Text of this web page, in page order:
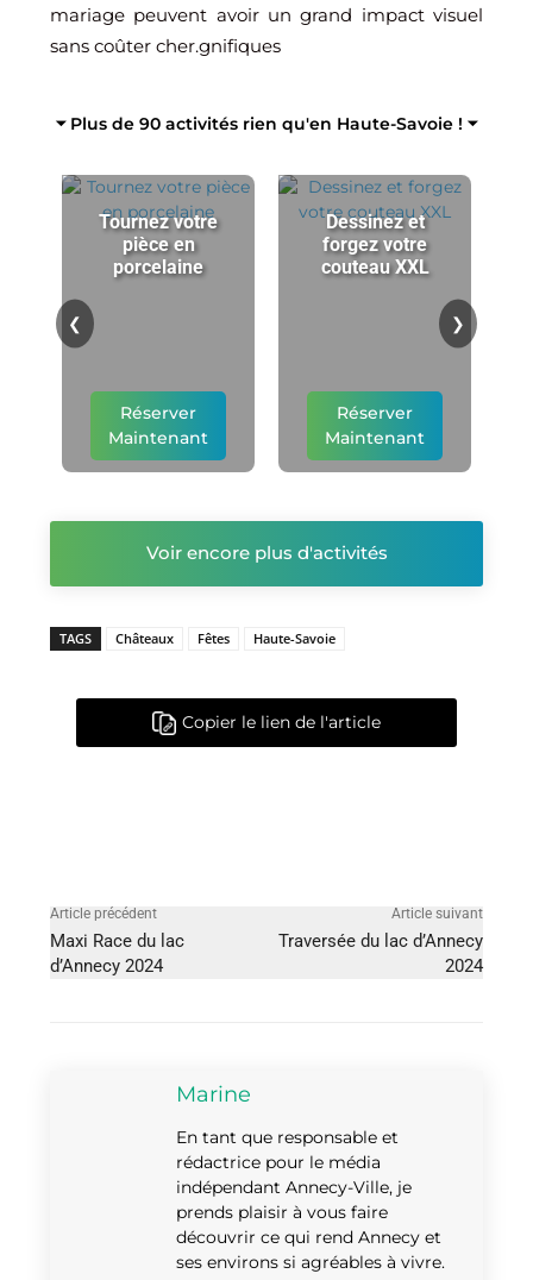
mariage peuvent avoir un grand impact visuel
sans coûter cher.gnifiques
⏷ Plus de 90 activités rien qu'en Haute-Savoie ! ⏷
Tournez votre
pièce en
porcelaine
Réserver
Maintenant
Dessinez et
forgez votre
couteau XXL
Réserver
Maintenant
❮ ❯
Voir encore plus d'activités
TAGS Châteaux Fêtes Haute-Savoie
Copier le lien de l'article
Article précédent
Maxi Race du lac
d’Annecy 2024
Article suivant
Traversée du lac d’Annecy
2024
Marine
En tant que responsable et
rédactrice pour le média
indépendant Annecy-Ville, je
prends plaisir à vous faire
découvrir ce qui rend Annecy et
ses environs si agréables à vivre.